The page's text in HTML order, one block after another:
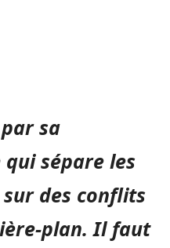
sa
sépare les
des conflits
plan. Il faut